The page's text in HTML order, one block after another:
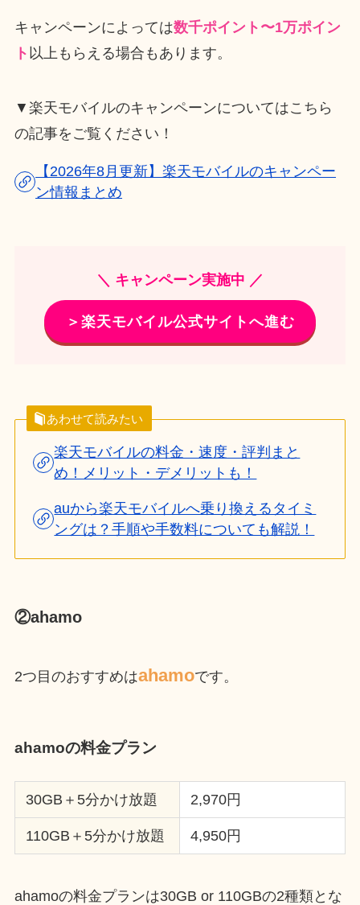
キャンペーンによっては数千ポイント〜1万ポイン
ト 以上もらえる場合もあります。
▼楽天モバイルのキャンペーンについてはこちら
の記事をご覧ください！
【2026年8月更新】楽天モバイルのキャンペー
ン情報まとめ
＼ キャンペーン実施中 ／
＞楽天モバイル公式サイトへ進む
あわせて読みたい
楽天モバイルの料金・速度・評判まと
め！メリット・デメリットも！
auから楽天モバイルへ乗り換えるタイミ
ングは？手順や手数料についても解説！
②ahamo
2つ目のおすすめはahamoです。
ahamoの料金プラン
30GB＋5分かけ放題 2,970円
110GB＋5分かけ放題 4,950円
ahamoの料金プランは30GB or 110GBの2種類とな